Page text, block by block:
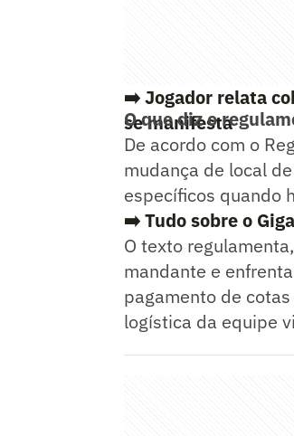
➡️Jogador relata
se manifesta
O que diz o
De acordo com o
mudança de local
específicos quando
➡️ Tudo sobre o
O texto
mandante e
pagamento de
logística da equipe